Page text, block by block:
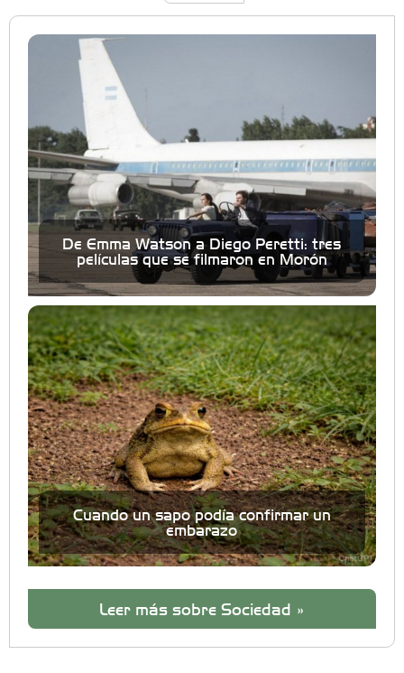
De Emma Watson a Diego Peretti: tres
películas que se filmaron en Morón
Cuando un sapo podía confirmar un
embarazo
Leer más sobre Sociedad »